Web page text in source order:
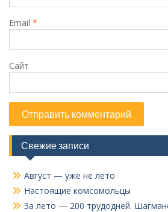
Email *
Сайт
Свежие записи
Август — уже не лето
Настоящие комсомольцы
За лето — 200 трудодней.